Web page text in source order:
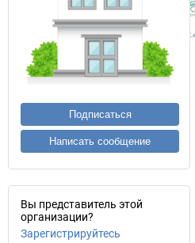
Подписаться
Написать сообщение
Вы представитель этой
организации?
Зарегистрируйтесь